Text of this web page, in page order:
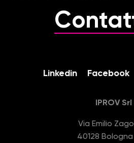
Linkedin Facebook
IPROV Srl
Via Emilio
40128 Bologna